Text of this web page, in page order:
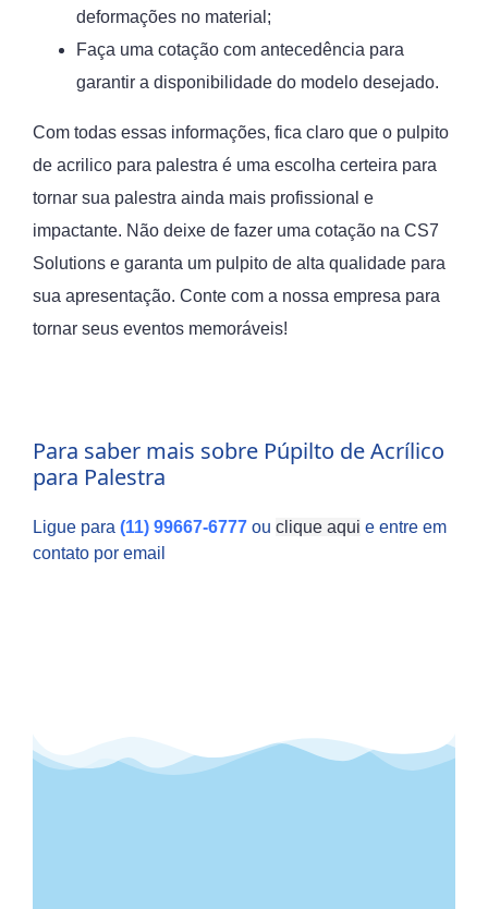
deformações no material;
Faça uma cotação com antecedência para
garantir a disponibilidade do modelo desejado.
Com todas essas informações, fica claro que o pulpito
de acrilico para palestra é uma escolha certeira para
tornar sua palestra ainda mais profissional e
impactante. Não deixe de fazer uma cotação na CS7
Solutions e garanta um pulpito de alta qualidade para
sua apresentação. Conte com a nossa empresa para
tornar seus eventos memoráveis!
Para saber mais sobre Púpilto de Acrílico
para Palestra
Ligue para (11) 99667-6777 ou clique aqui e entre em
contato por email